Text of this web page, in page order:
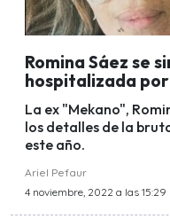
Romina Sáez se
hospitalizada
La ex "Mekano",
los detalles de la
este año.
Ariel Pefaur
4 noviembre, 2022 a las 15:29